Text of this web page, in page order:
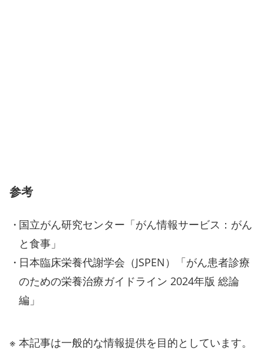
参考
国立がん研究センター「がん情報サービス：がん
と食事」
日本臨床栄養代謝学会（JSPEN）「がん患者診療
のための栄養治療ガイドライン 2024年版 総論
編」
※ 本記事は一般的な情報提供を目的としています。